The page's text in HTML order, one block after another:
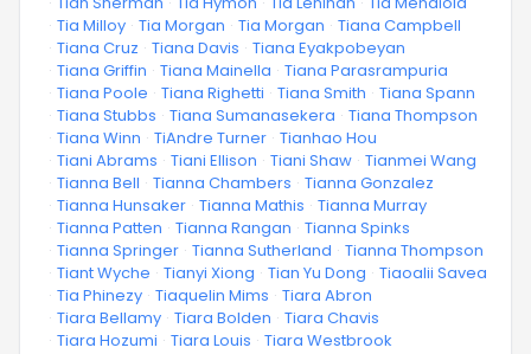
· Tia Milloy · Tia Morgan · Tia Morgan · Tiana Campbell
· Tiana Cruz · Tiana Davis · Tiana Eyakpobeyan
· Tiana Griffin · Tiana Mainella · Tiana Parasrampuria
· Tiana Poole · Tiana Righetti · Tiana Smith · Tiana Spann
· Tiana Stubbs · Tiana Sumanasekera · Tiana Thompson
· Tiana Winn · TiAndre Turner · Tianhao Hou
· Tiani Abrams · Tiani Ellison · Tiani Shaw · Tianmei Wang
· Tianna Bell · Tianna Chambers · Tianna Gonzalez
· Tianna Hunsaker · Tianna Mathis · Tianna Murray
· Tianna Patten · Tianna Rangan · Tianna Spinks
· Tianna Springer · Tianna Sutherland · Tianna Thompson
· Tiant Wyche · Tianyi Xiong · Tian Yu Dong · Tiaoalii Savea
· Tia Phinezy · Tiaquelin Mims · Tiara Abron
· Tiara Bellamy · Tiara Bolden · Tiara Chavis
· Tiara Hozumi · Tiara Louis · Tiara Westbrook